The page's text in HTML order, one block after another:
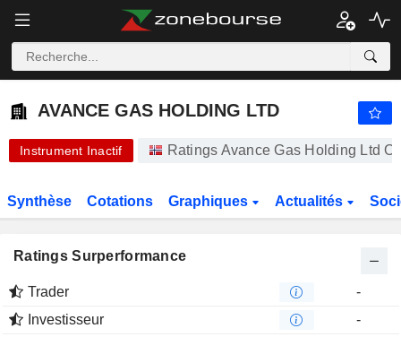
AVANCE GAS HOLDING LTD
Instrument Inactif Ratings Avance Gas Holding Ltd
Synthèse Cotations Graphiques Actualités
Ratings Surperformance
Trader
-
Investisseur
-